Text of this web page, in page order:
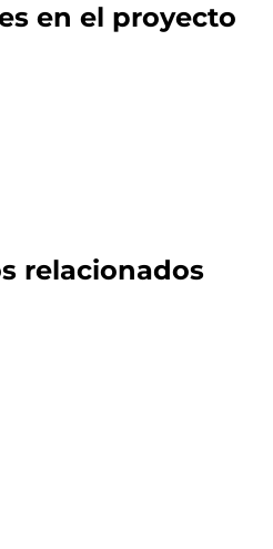
en el proyecto
relacionados